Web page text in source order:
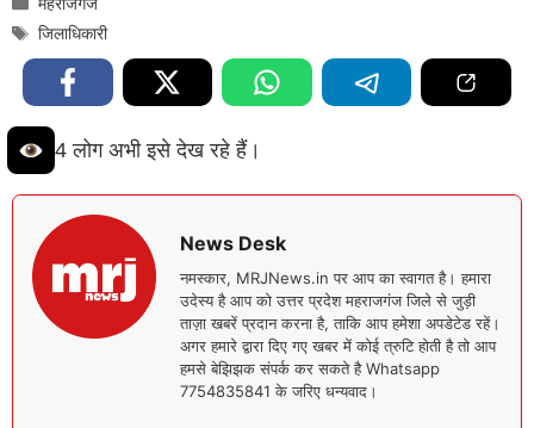
Tags
जिलाधिकारी
4 लोग अभी इसे देख रहे हैं।
News Desk
नमस्कार, MRJNews.in पर आप का स्वागत है। हमारा
उदेस्य है आप को उत्तर प्रदेश महराजगंज जिले से जुड़ी
ताज़ा खबरें प्रदान करना है, ताकि आप हमेशा अपडेटेड रहें।
अगर हमारे द्वारा दिए गए खबर में कोई त्रुटि होती है तो आप
हमसे बेझिझक संपर्क कर सकते है Whatsapp
7754835841 के जरिए धन्यवाद।